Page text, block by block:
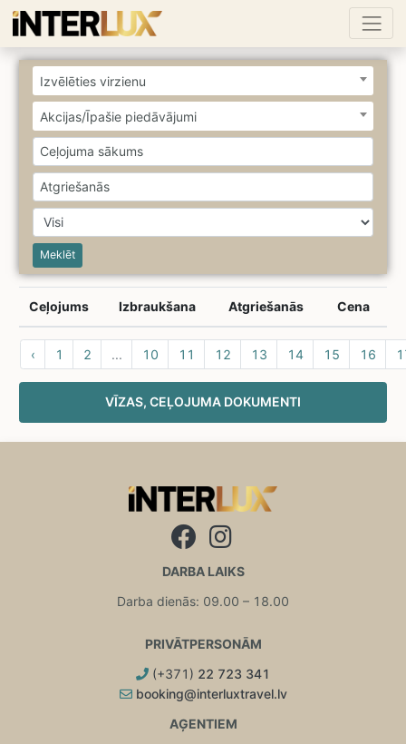
Izvēlēties virzienu
Akcijas/Īpašie piedāvājumi
Meklēt
Ceļojums Izbraukšana Atgriešanās Cena
‹ 1 2 ... 10 11 12 13 14 15 16
VĪZAS, CEĻOJUMA DOKUMENTI
DARBA LAIKS
Darba dienās: 09.00 – 18.00
PRIVĀTPERSONĀM
(+371) 22 723 341
booking@interluxtravel.lv
AĢENTIEM